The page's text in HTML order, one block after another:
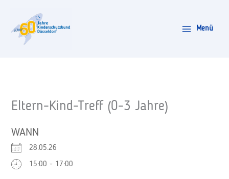
springen
Menü
Eltern-Kind-Treff (0-3 Jahre)
WANN
28.05.26
15:00 - 17:00